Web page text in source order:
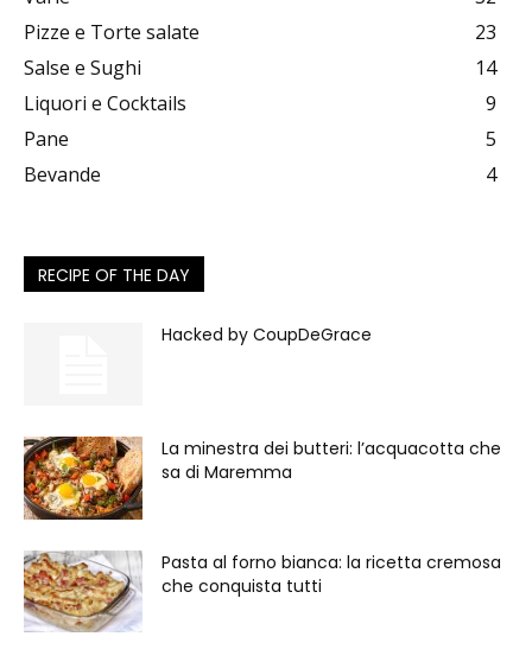
Pizze e Torte salate
23
Salse e Sughi
14
Liquori e Cocktails
9
Pane
5
Bevande
4
RECIPE OF THE DAY
Hacked by CoupDeGrace
La minestra dei butteri: l’acquacotta che
sa di Maremma
Pasta al forno bianca: la ricetta cremosa
che conquista tutti